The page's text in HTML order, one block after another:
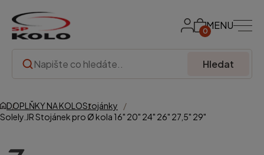
0MENU
Hledat
DOPLŇKY NA KOLOStojánky
Solely.JR Stojánek pro Ø kola 16" 20" 24" 26" 27,5" 29"